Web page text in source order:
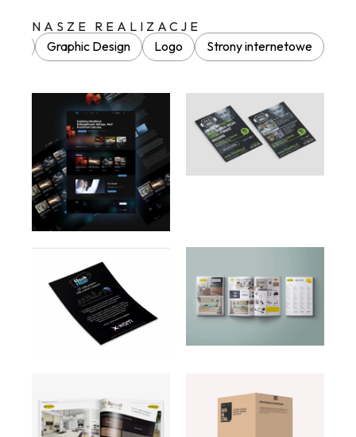
NASZE REALIZACJE
Graphic Design Logo Strony internetowe